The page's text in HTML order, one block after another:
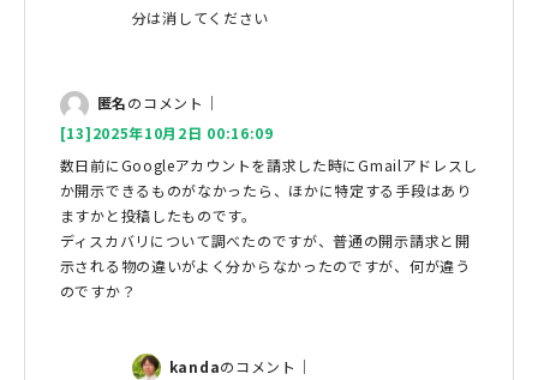
分は消してください
匿名のコメント｜
[13]2025年10月2日 00:16:09
数日前にGoogleアカウントを請求した時にGmailアドレスし
か開示できるものがなかったら、ほかに特定する手段はあり
ますかと投稿したものです。
ディスカバリについて調べたのですが、普通の開示請求と開
示される物の違いがよく分からなかったのですが、何が違う
のですか？
kandaのコメント｜